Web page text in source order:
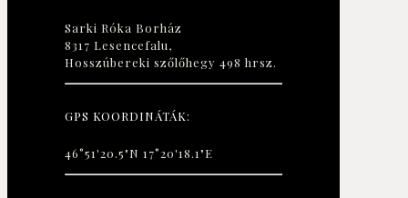
Sarki Róka Borház
8317 Lesencefalu,
Hosszúbereki szőlőhegy 498 hrsz.
GPS KOORDINÁTÁK:
46°51'20.5"N 17°20'18.1"E